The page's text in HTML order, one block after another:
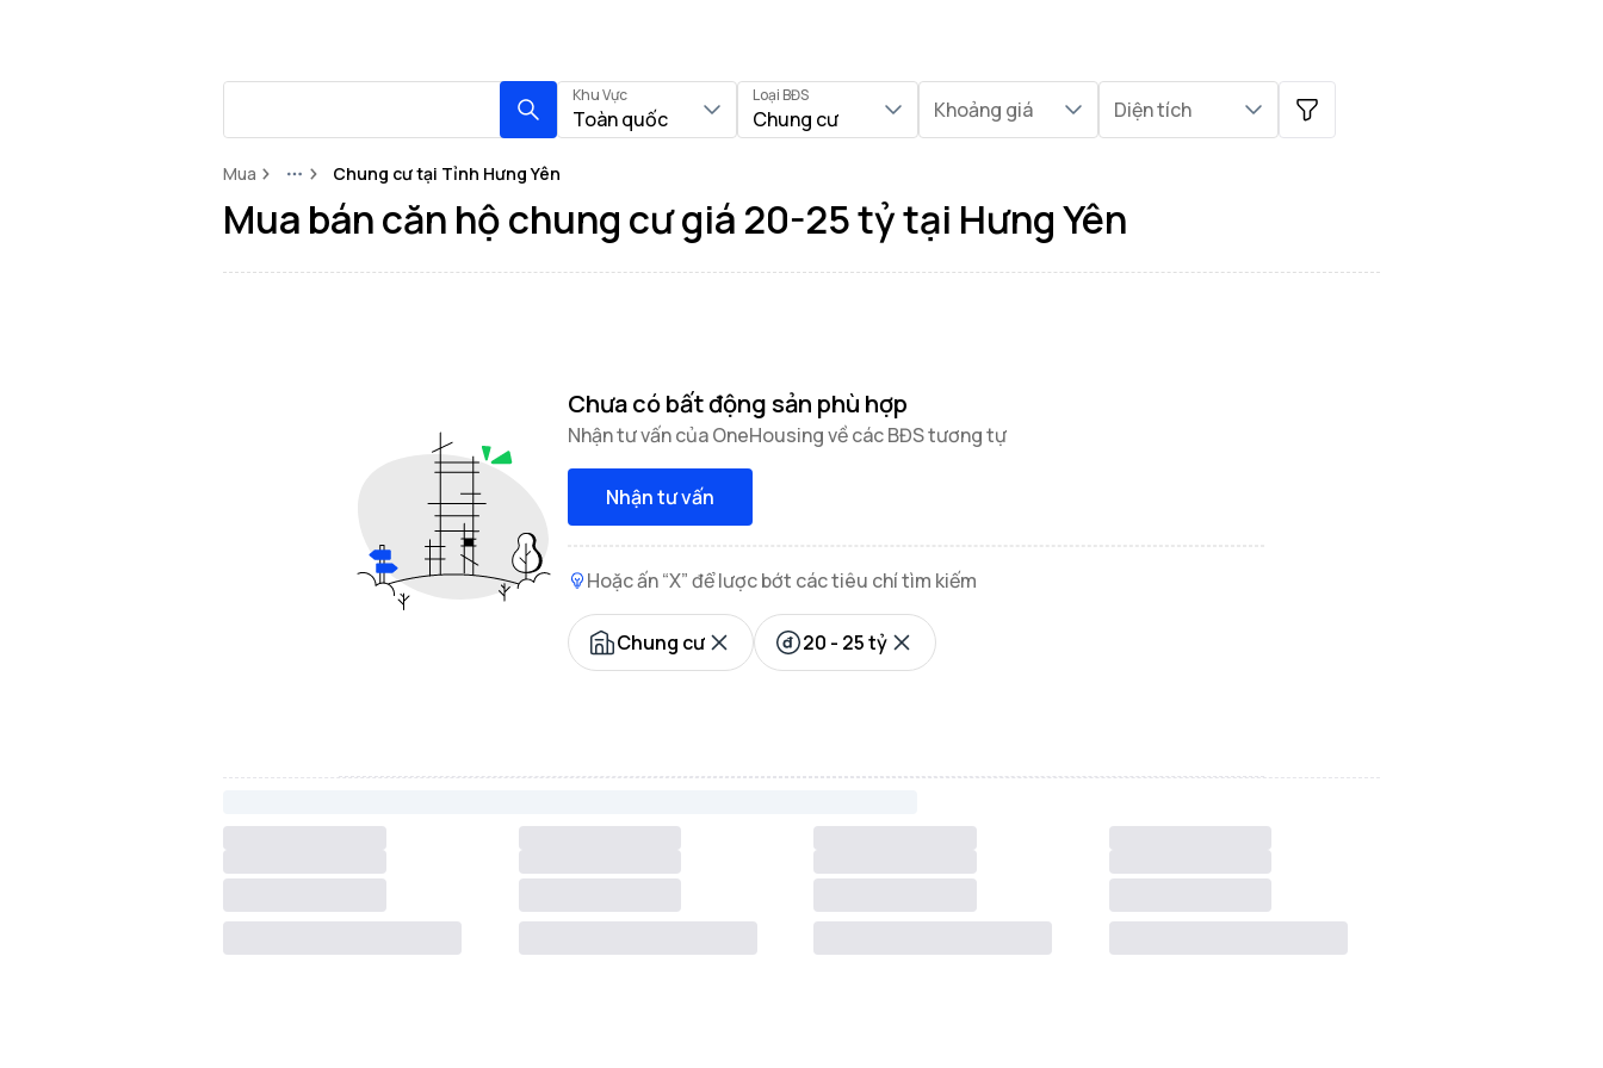
Khu Vực
Toàn quốc
Loại BĐS
Chung cư Khoảng giá Diện tích
Mua MoreChung cư tại Tỉnh Hưng Yên
Mua bán căn hộ chung cư giá 20-25 tỷ tại Hưng Yên
Chưa có bất động sản phù hợp
Nhận tư vấn của OneHousing về các BĐS tương tự
Nhận tư vấn
Hoặc ấn “X” để lược bớt các tiêu chí tìm kiếm
Chung cư 20 - 25 tỷ